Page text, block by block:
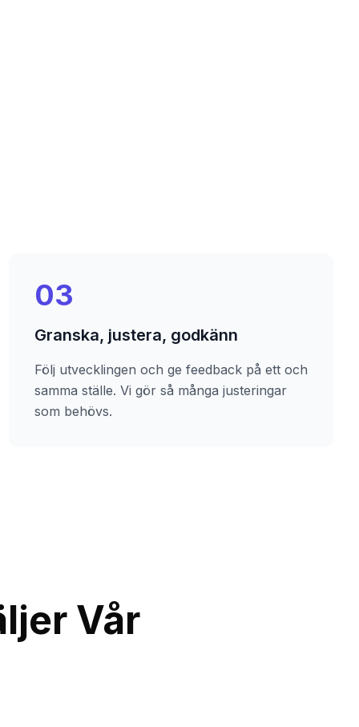
03
Granska, justera, godkänn
Följ utvecklingen och ge feedback på ett och
samma ställe. Vi gör så många justeringar
som behövs.
Vår